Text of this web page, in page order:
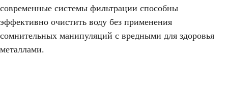
современные системы фильтрации способны
эффективно очистить воду без применения
сомнительных манипуляций с вредными для здоровья
металлами.